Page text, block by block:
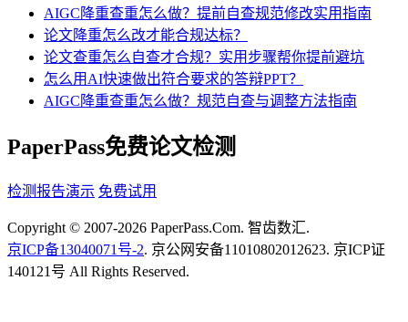
AIGC降重查重怎么做？提前自查规范修改实用指南
论文降重怎么改才能合规达标？
论文查重怎么自查才合规？实用步骤帮你提前避坑
怎么用AI快速做出符合要求的答辩PPT？
AIGC降重查重怎么做？规范自查与调整方法指南
PaperPass免费论文检测
检测报告演示 免费试用
Copyright © 2007-2026 PaperPass.Com. 智齿数汇.
京ICP备13040071号-2. 京公网安备11010802012623. 京ICP证
140121号 All Rights Reserved.